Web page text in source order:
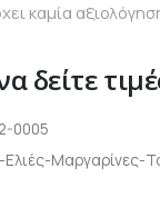
καμία
δείτε
0005
Μαργαρίνες-